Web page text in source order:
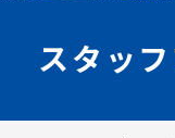
スタッ